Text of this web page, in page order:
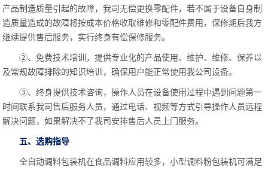
产品制造质量引起的故障，我司无偿更换零配件，若不属于设备自身制
造质量造成的故障将按成本价格收取维修和零配件费用，保修期后我方
继续提供售后服务，实行终身有偿保修服务。
②、免费技术培训，提供专业化的产品使用、维护、维修、保养以
及常规故障排除的知识培训，确保用户能正常使用我公司设备。
③、终身提供技术咨询，操作人员在设备使用过程中遇到问题第一
时间联系我司售后服务人员，通过电话、视频等方式引导操作人员远程
解决问题，如果解决不了我司安排售后人员上门服务。
五、选购指导
全自动调料包装机在食品调料应用较多，小型调料粉包装机可满足